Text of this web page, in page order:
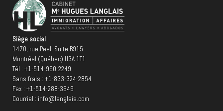
Siège social
1470, rue Peel, Suite B915
Montréal (Québec) H3A 1T1
Tél : +1-514-990-2249
Sans frais : +1-833-324-2854
Fax : +1-514-288-3649
Courriel : info@langlais.com